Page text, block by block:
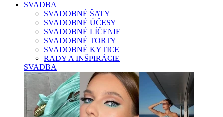
SVADBA
SVADOBNÉ ŠATY
SVADOBNÉ ÚČESY
SVADOBNÉ LÍČENIE
SVADOBNÉ TORTY
SVADOBNÉ KYTICE
RADY A INŠPIRÁCIE
SVADBA